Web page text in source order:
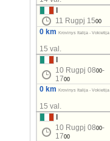
11 Rugpj 1500
0 km Krovinys Italija - Vokietija
15 val.
10 Rugpj 0800-
1700
0 km Krovinys Italija - Vokietija
15 val.
10 Rugpj 0800-
1700